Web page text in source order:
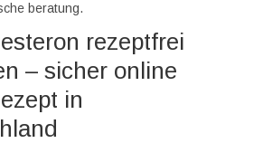
beratung.
rezeptfrei
– sicher online
in